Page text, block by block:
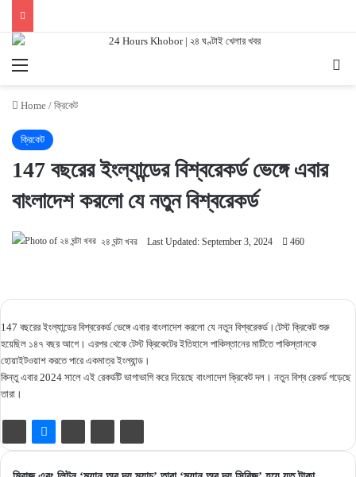
Menu
Home / ক্রিকেট
ক্রিকেট
147 বছরের ইংল্যান্ডের বিশ্বরেকর্ড ভেঙ্গে এবার
বাংলাদেশ করলো যে নতুন বিশ্বরেকর্ড
২৪ ঘন্টা খবর Last Updated: September 3, 2024 460
147 বছরের ইংল্যান্ডের বিশ্বরেকর্ড ভেঙ্গে এবার বাংলাদেশ করলো যে নতুন বিশ্বরেকর্ড।টেস্ট ক্রিকেট শুরু
হয়েছিল ১৪৭ বছর আগে। এরপর থেকে টেস্ট ক্রিকেটের ইতিহাসে পাকিস্তানের মাটিতে পাকিস্তানকে
হোয়াইটওয়াশ করতে পারে একমাত্র ইংল্যান্ড।
কিন্তু এবার 2024 সালে এই রেকর্ডটি ভাগাভাগি করে নিয়েছে বাংলাদেশ ক্রিকেট দল। নতুন বিশ্ব রেকর্ড গড়েছে
তারা।